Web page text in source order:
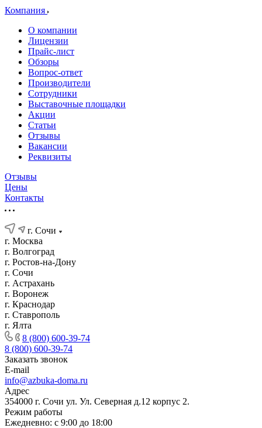
Компания
О компании
Лицензии
Прайс-лист
Обзоры
Вопрос-ответ
Производители
Сотрудники
Выставочные площадки
Акции
Статьи
Отзывы
Вакансии
Реквизиты
Отзывы
Цены
Контакты
г. Сочи
г. Москва
г. Волгоград
г. Ростов-на-Дону
г. Сочи
г. Астрахань
г. Воронеж
г. Краснодар
г. Ставрополь
г. Ялта
8 (800) 600-39-74
8 (800) 600-39-74
Заказать звонок
E-mail
info@azbuka-doma.ru
Адрес
354000 г. Сочи ул. Ул. Северная д.12 корпус 2.
Режим работы
Ежедневно: с 9:00 до 18:00